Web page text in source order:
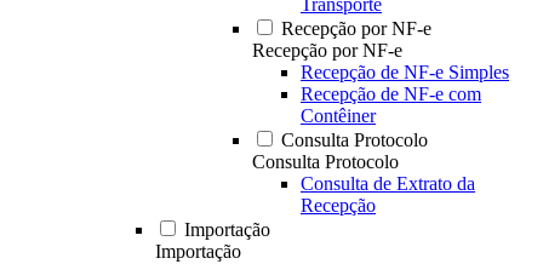
Transporte
Recepção por NF-e
Recepção por NF-e
Recepção de NF-e Simples
Recepção de NF-e com
Contêiner
Consulta Protocolo
Consulta Protocolo
Consulta de Extrato da
Recepção
Importação
Importação